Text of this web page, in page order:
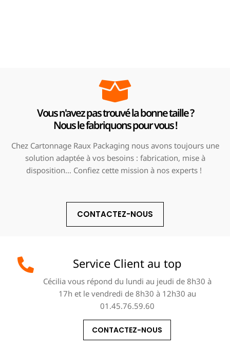
Vous n'avez pas trouvé la bonne taille ?
Nous le fabriquons pour vous !
Chez Cartonnage Raux Packaging nous avons toujours une
solution adaptée à vos besoins : fabrication, mise à
disposition… Confiez cette mission à nos experts !
CONTACTEZ-NOUS
Service Client au top
Cécilia vous répond du lundi au jeudi de 8h30 à
17h et le vendredi de 8h30 à 12h30 au
01.45.76.59.60
CONTACTEZ-NOUS